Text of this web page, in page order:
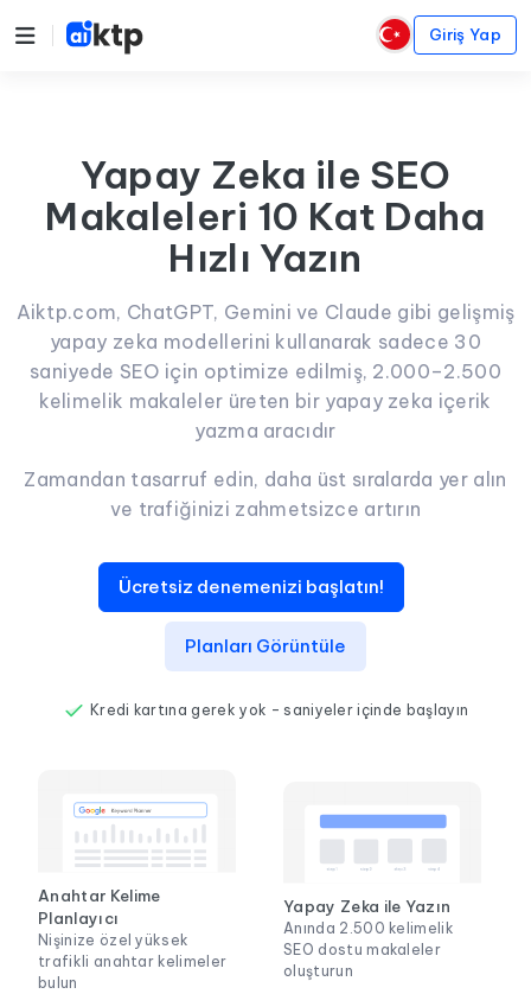
Giriş Yap
Yapay Zeka ile SEO
Makaleleri 10 Kat Daha
Hızlı Yazın
Aiktp.com, ChatGPT, Gemini ve Claude gibi gelişmiş
yapay zeka modellerini kullanarak sadece 30
saniyede SEO için optimize edilmiş, 2.000–2.500
kelimelik makaleler üreten bir yapay zeka içerik
yazma aracıdır
Zamandan tasarruf edin, daha üst sıralarda yer alın
ve trafiğinizi zahmetsizce artırın
Ücretsiz denemenizi başlatın!
Planları Görüntüle
Kredi kartına gerek yok – saniyeler içinde başlayın
Anahtar Kelime
Planlayıcı
Nişinize özel yüksek
trafikli anahtar kelimeler
bulun
Yapay Zeka ile Yazın
Anında 2.500 kelimelik
SEO dostu makaleler
oluşturun